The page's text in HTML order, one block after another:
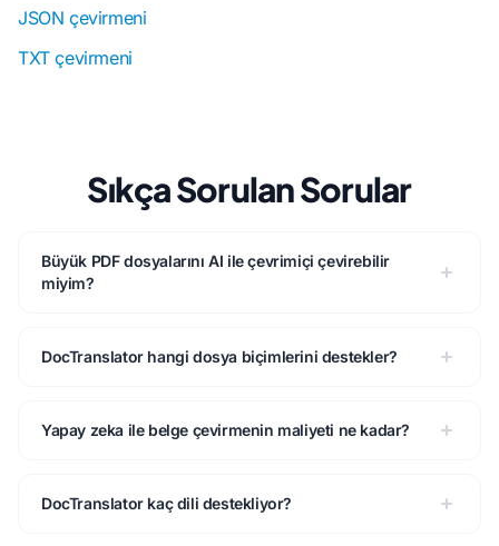
JSON çevirmeni
TXT çevirmeni
Sıkça Sorulan Sorular
Büyük PDF dosyalarını AI ile çevrimiçi çevirebilir
miyim?
DocTranslator hangi dosya biçimlerini destekler?
Yapay zeka ile belge çevirmenin maliyeti ne kadar?
DocTranslator kaç dili destekliyor?